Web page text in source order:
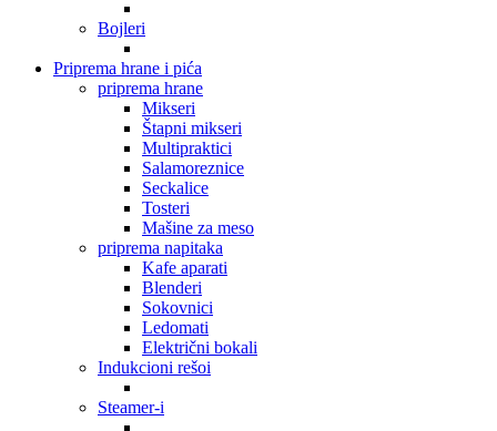
Bojleri
Priprema hrane i pića
priprema hrane
Mikseri
Štapni mikseri
Multipraktici
Salamoreznice
Seckalice
Tosteri
Mašine za meso
priprema napitaka
Kafe aparati
Blenderi
Sokovnici
Ledomati
Električni bokali
Indukcioni rešoi
Steamer-i